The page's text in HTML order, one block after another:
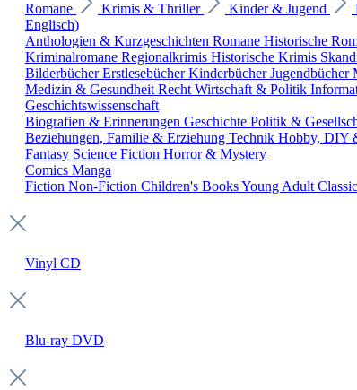
Romane Krimis & Thriller Kinder & Jugend
Englisch)
Anthologien & Kurzgeschichten Romane Historische
Kriminalromane Regionalkrimis Historische Krimis
BilderbücherErstlesebücherKinderbücherJugendbücher
Medizin & Gesundheit Recht Wirtschaft & Politik
Geschichtswissenschaft
Biografien & Erinnerungen Geschichte Politik &
Beziehungen, Familie & Erziehung Technik Hobby, DIY
Fantasy Science Fiction Horror & Mystery
Comics Manga
Fiction Non-Fiction Children's BooksYoung Adult
Vinyl CD
Blu-ray DVD